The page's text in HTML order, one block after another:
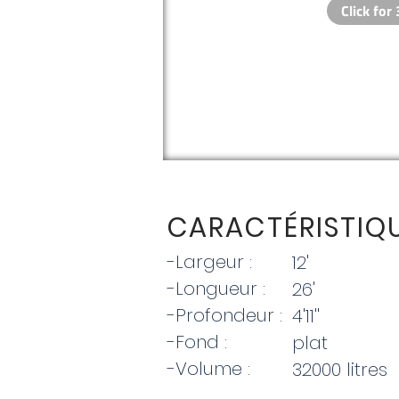
CARACTÉRIS
-Largeur :
-Longueur :
-Profondeur :
-Fond :
-Volume :
32000 litres
plat
4'11''
26'
12'